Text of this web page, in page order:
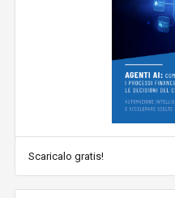
Scaricalo gratis!